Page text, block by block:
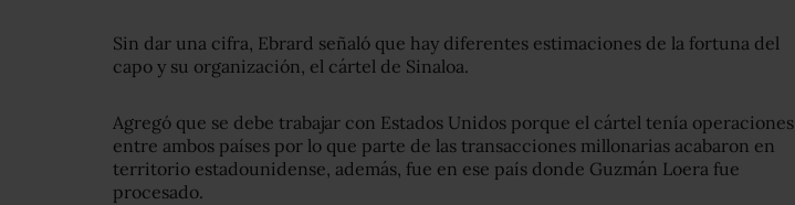
Sin dar una cifra, Ebrard señaló que hay diferentes estimaciones de la fortuna del
capo y su organización, el cártel de Sinaloa.
Agregó que se debe trabajar con Estados Unidos porque el cártel tenía operaciones
entre ambos países por lo que parte de las transacciones millonarias acabaron en
territorio estadounidense, además, fue en ese país donde Guzmán Loera fue
procesado.